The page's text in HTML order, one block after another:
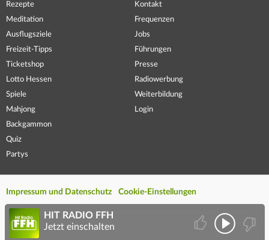
Rezepte
Meditation
Ausflugsziele
Freizeit-Tipps
Ticketshop
Lotto Hessen
Spiele
Mahjong
Backgammon
Quiz
Partys
Kontakt
Frequenzen
Jobs
Führungen
Presse
Radiowerbung
Weiterbildung
Login
Impressum und Datenschutz Cookie-Einstellungen
HIT RADIO FFH
Jetzt einschalten